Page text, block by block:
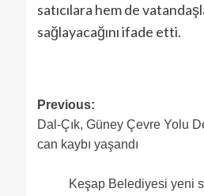
satıcılara hem de
sağlayacağını ifade etti.
Previous:
Dal-Çık, Güney Çevre Yolu
can kaybı yaşandı
Keşap Belediyesi yeni